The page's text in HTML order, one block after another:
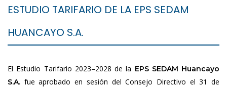
ESTUDIO TARIFARIO DE LA EPS SEDAM
HUANCAYO S.A.
El Estudio Tarifario 2023–2028 de la EPS SEDAM Huancayo
S.A. fue aprobado en sesión del Consejo Directivo el 31 de